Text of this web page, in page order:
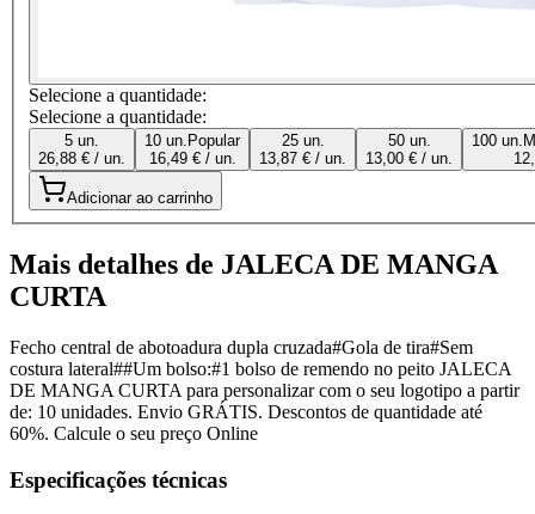
Selecione a quantidade:
Selecione a quantidade:
5 un.
26,88 € / un.
10 un. Popular
16,49 € / un.
25 un.
13,87 € / un.
50 un.
13,00 € / un.
100 un.
Adicionar ao carrinho
Mais detalhes de JALECA DE MANGA
CURTA
Fecho central de abotoadura dupla cruzada#Gola de tira#Sem
costura lateral##Um bolso:#1 bolso de remendo no peito JALECA
DE MANGA CURTA para personalizar com o seu logotipo a partir
de: 10 unidades. Envio GRÁTIS. Descontos de quantidade até
60%. Calcule o seu preço Online
Especificações técnicas